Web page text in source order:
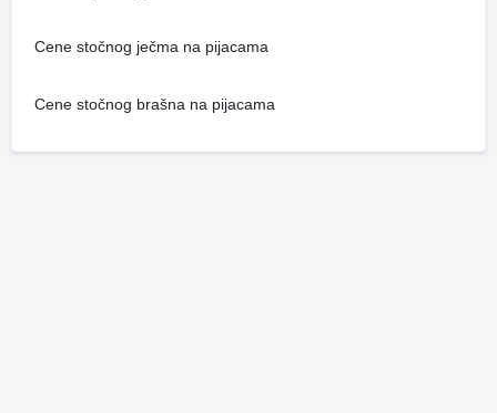
Cene stočnog ječma na pijacama
Cene stočnog brašna na pijacama